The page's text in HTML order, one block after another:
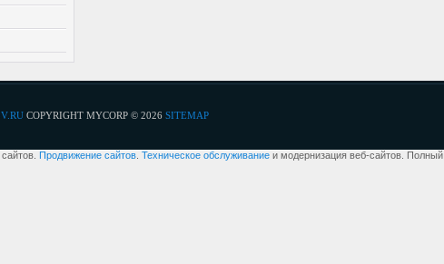
COPYRIGHT MYCORP © 2026 SITEMAP
Продвижение сайтов Техническое обслуживание и модернизация веб-сайтов. Полный